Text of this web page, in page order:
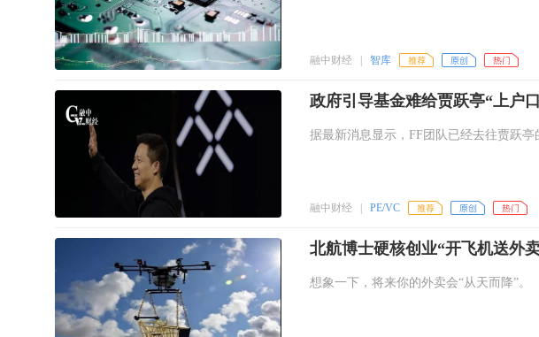
融中财经 智库
政府引导基金难给贾跃亭“上户
据最新消息显示，FF团队已经去往贾跃亭
融中财经 PE/VC
北航博士硬核创业“开飞机送外
想象一下，将来你的外卖会“从天而降”。